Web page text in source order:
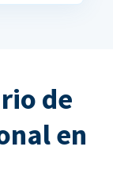
de
en